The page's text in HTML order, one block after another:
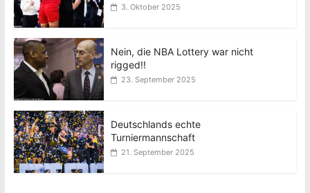
3. Oktober 2025
Nein, die NBA Lottery war nicht
rigged!!
23. September 2025
Deutschlands echte
Turniermannschaft
21. September 2025